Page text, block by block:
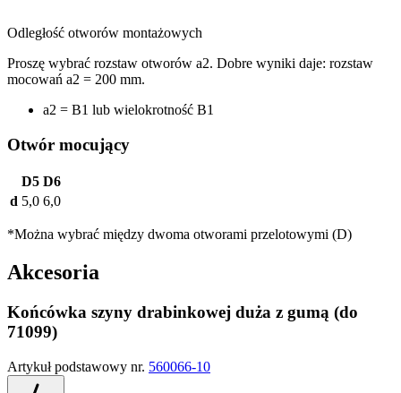
Odległość otworów montażowych
Proszę wybrać rozstaw otworów a2. Dobre wyniki daje: rozstaw
mocowań a2 = 200 mm.
a2 = B1 lub wielokrotność B1
Otwór mocujący
D5 D6
d 5,0 6,0
*Można wybrać między dwoma otworami przelotowymi (D)
Akcesoria
Końcówka szyny drabinkowej duża z gumą (do
71099)
Artykuł podstawowy nr. 560066-10